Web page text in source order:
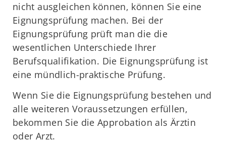
nicht ausgleichen können, können Sie eine
Eignungsprüfung machen. Bei der
Eignungsprüfung prüft man die die
wesentlichen Unterschiede Ihrer
Berufsqualifikation. Die Eignungsprüfung ist
eine mündlich-praktische Prüfung.
Wenn Sie die Eignungsprüfung bestehen und
alle weiteren Voraussetzungen erfüllen,
bekommen Sie die Approbation als Ärztin
oder Arzt.